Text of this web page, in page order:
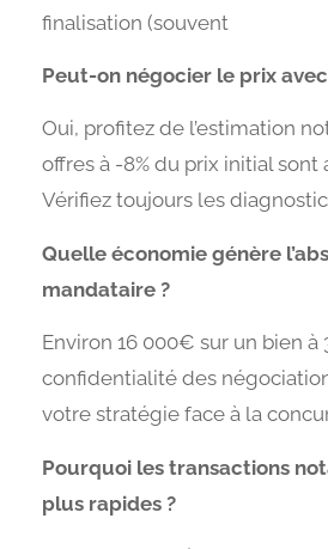
finalisation (souvent
Peut-on négocier le prix
Oui, profitez de l’estimation
offres à -8% du prix initial sont
Vérifiez toujours les
Quelle économie génère
mandataire ?
Environ 16 000€ sur un bien à
confidentialité des
votre stratégie face à la
Pourquoi les transactions
plus rapides ?